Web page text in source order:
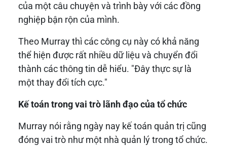
của một câu chuyện và trình bày với các đồng
nghiệp bận rộn của mình.
Theo Murray thì các công cụ này có khả năng
thể hiện được rất nhiều dữ liệu và chuyển đổi
thành các thông tin dễ hiểu. "Đây thực sự là
một thay đổi tích cực."
Kế toán trong vai trò lãnh đạo của tổ chức
Murray nói rằng ngày nay kế toán quản trị cũng
đóng vai trò như một nhà quản lý trong tổ chức.